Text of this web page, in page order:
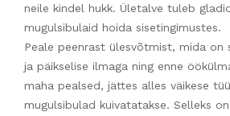
neile kindel hukk. Ületalve tuleb
mugulsibulaid hoida sisetingimustes.
Peale peenrast ülesvõtmist, mida on
ja päikselise ilmaga ning enne
maha pealsed, jättes alles väikese
mugulsibulad kuivatatakse. Selleks